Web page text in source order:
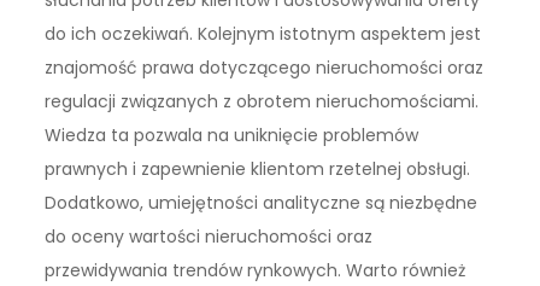
do ich oczekiwań. Kolejnym istotnym aspektem jest
znajomość prawa dotyczącego nieruchomości oraz
regulacji związanych z obrotem nieruchomościami.
Wiedza ta pozwala na uniknięcie problemów
prawnych i zapewnienie klientom rzetelnej obsługi.
Dodatkowo, umiejętności analityczne są niezbędne
do oceny wartości nieruchomości oraz
przewidywania trendów rynkowych. Warto również